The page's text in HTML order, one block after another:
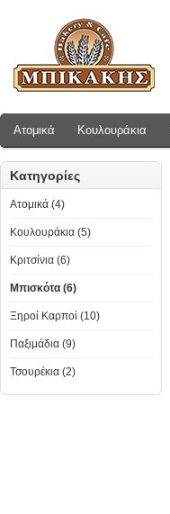
Ατομικά Κουλουράκια
Κατηγορίες
Ατομικά (4)
Κουλουράκια (5)
Κριτσίνια (6)
Μπισκότα (6)
Ξηροί Καρποί (10)
Παξιμάδια (9)
Τσουρέκια (2)